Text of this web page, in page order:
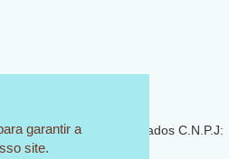
garantir a
site.
Todos os direitos reservados C.N.P.J:
0001-66